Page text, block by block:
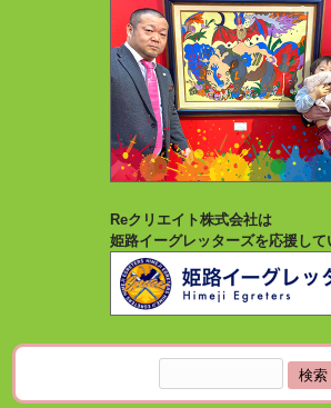
Reクリエイト株式会社は
姫路イーグレッターズを応援して
索: